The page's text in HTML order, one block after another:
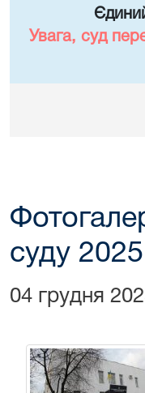
Увага, суд
суду 2025
04 грудня